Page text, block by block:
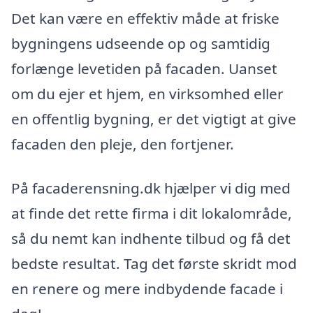
Det kan være en effektiv måde at friske
bygningens udseende op og samtidig
forlænge levetiden på facaden. Uanset
om du ejer et hjem, en virksomhed eller
en offentlig bygning, er det vigtigt at give
facaden den pleje, den fortjener.
På facaderensning.dk hjælper vi dig med
at finde det rette firma i dit lokalområde,
så du nemt kan indhente tilbud og få det
bedste resultat. Tag det første skridt mod
en renere og mere indbydende facade i